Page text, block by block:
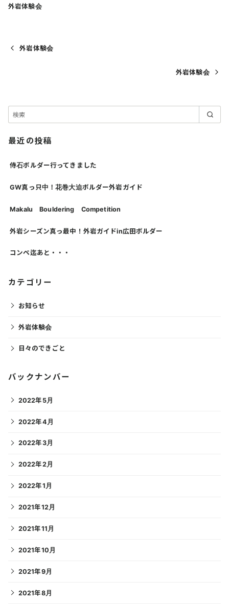
外岩体験会
外岩体験会
外岩体験会
最近の投稿
侍石ボルダー行ってきました
GW真っ只中！花巻大迫ボルダー外岩ガイド
Makalu Bouldering Competition
外岩シーズン真っ最中！外岩ガイドin広田ボルダー
コンペ迄あと・・・
カテゴリー
お知らせ
外岩体験会
日々のできごと
バックナンバー
2022年5月
2022年4月
2022年3月
2022年2月
2022年1月
2021年12月
2021年11月
2021年10月
2021年9月
2021年8月